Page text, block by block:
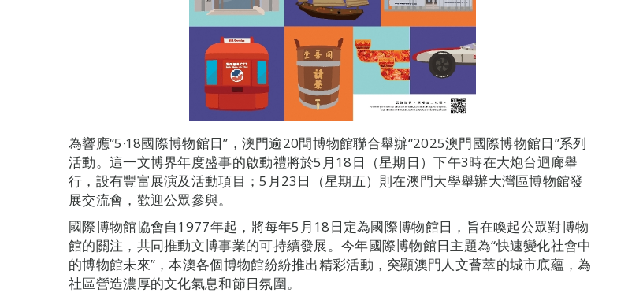
為響應“5‧18國際博物館日”，澳門逾20間博物館聯合舉辦“2025澳門國際博物館日”系列
活動。這一文博界年度盛事的啟動禮將於5月18日（星期日）下午3時在大炮台迴廊舉
行，設有豐富展演及活動項目；5月23日（星期五）則在澳門大學舉辦大灣區博物館發
展交流會，歡迎公眾參與。
國際博物館協會自1977年起，將每年5月18日定為國際博物館日，旨在喚起公眾對博物
館的關注，共同推動文博事業的可持續發展。今年國際博物館日主題為“快速變化社會中
的博物館未來”，本澳各個博物館紛紛推出精彩活動，突顯澳門人文薈萃的城市底蘊，為
社區營造濃厚的文化氣息和節日氛圍。